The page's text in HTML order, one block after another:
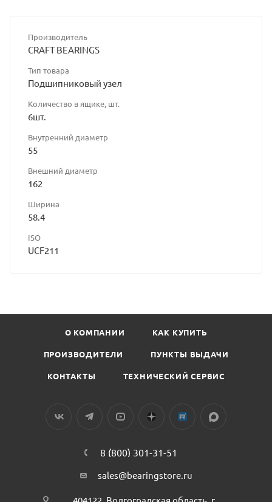
Производитель
CRAFT BEARINGS
Тип товара
Подшипниковый узел
Количество в ящике, шт.
6шт.
Внутренний диаметр
55
Внешний диаметр
162
Ширина
58.4
ISO
UCF211
О КОМПАНИИ КАК КУПИТЬ
ПРОИЗВОДИТЕЛИ ПУНКТЫ ВЫДАЧИ
КОНТАКТЫ ТЕХНИЧЕСКИЙ СЕРВИС
8 (800) 301-31-51
sales@bearingstore.ru